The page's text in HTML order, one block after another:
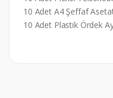
10 Adet A4 Şeffaf
10 Adet Plastik Ördek